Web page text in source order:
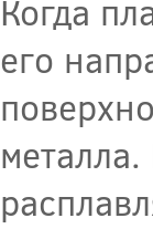
Когда
его